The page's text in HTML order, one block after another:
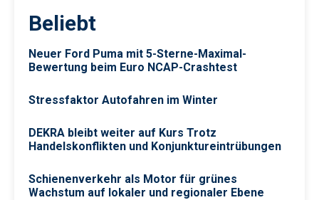
Beliebt
Neuer Ford Puma mit 5-Sterne-Maximal-
Bewertung beim Euro NCAP-Crashtest
Stressfaktor Autofahren im Winter
DEKRA bleibt weiter auf Kurs Trotz
Handelskonflikten und Konjunktureintrübungen
Schienenverkehr als Motor für grünes
Wachstum auf lokaler und regionaler Ebene